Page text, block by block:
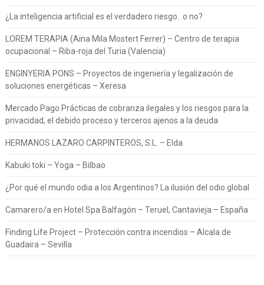
¿La inteligencia artificial es el verdadero riesgo.. o no?
LOREM TERAPIA (Aina Mila Mostert Ferrer) – Centro de terapia
ocupacional – Riba-roja del Turia (Valencia)
ENGINYERIA PONS – Proyectos de ingeniería y legalización de
soluciones energéticas – Xeresa
Mercado Pago Prácticas de cobranza ilegales y los riesgos para la
privacidad, el debido proceso y terceros ajenos a la deuda
HERMANOS LAZARO CARPINTEROS, S.L. – Elda
Kabuki toki – Yoga – Bilbao
¿Por qué el mundo odia a los Argentinos? La ilusión del odio global
Camarero/a en Hotel Spa Balfagón – Teruel, Cantavieja – España
Finding Life Project – Protección contra incendios – Alcala de
Guadaira – Sevilla